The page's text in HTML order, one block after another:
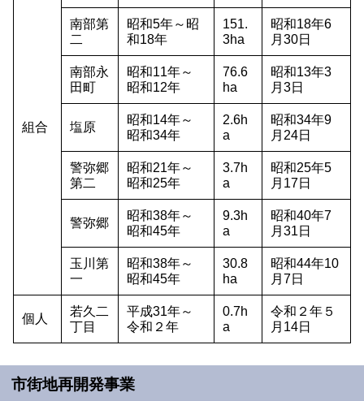
組合
南部第
二
昭和5年～昭
和18年
151.
3ha
昭和18年6
月30日
南部永
田町
昭和11年～
昭和12年
76.6
ha
昭和13年3
月3日
塩原
昭和14年～
昭和34年
2.6h
a
昭和34年9
月24日
警弥郷
第二
昭和21年～
昭和25年
3.7h
a
昭和25年5
月17日
警弥郷
昭和38年～
昭和45年
9.3h
a
昭和40年7
月31日
玉川第
一
昭和38年～
昭和45年
30.8
ha
昭和44年10
月7日
個人
若久二
丁目
平成31年～
令和２年
0.7h
a
令和２年５
月14日
市街地再開発事業